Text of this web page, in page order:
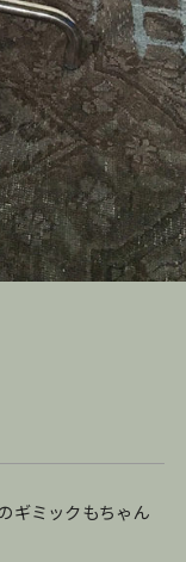
ギミックもちゃん